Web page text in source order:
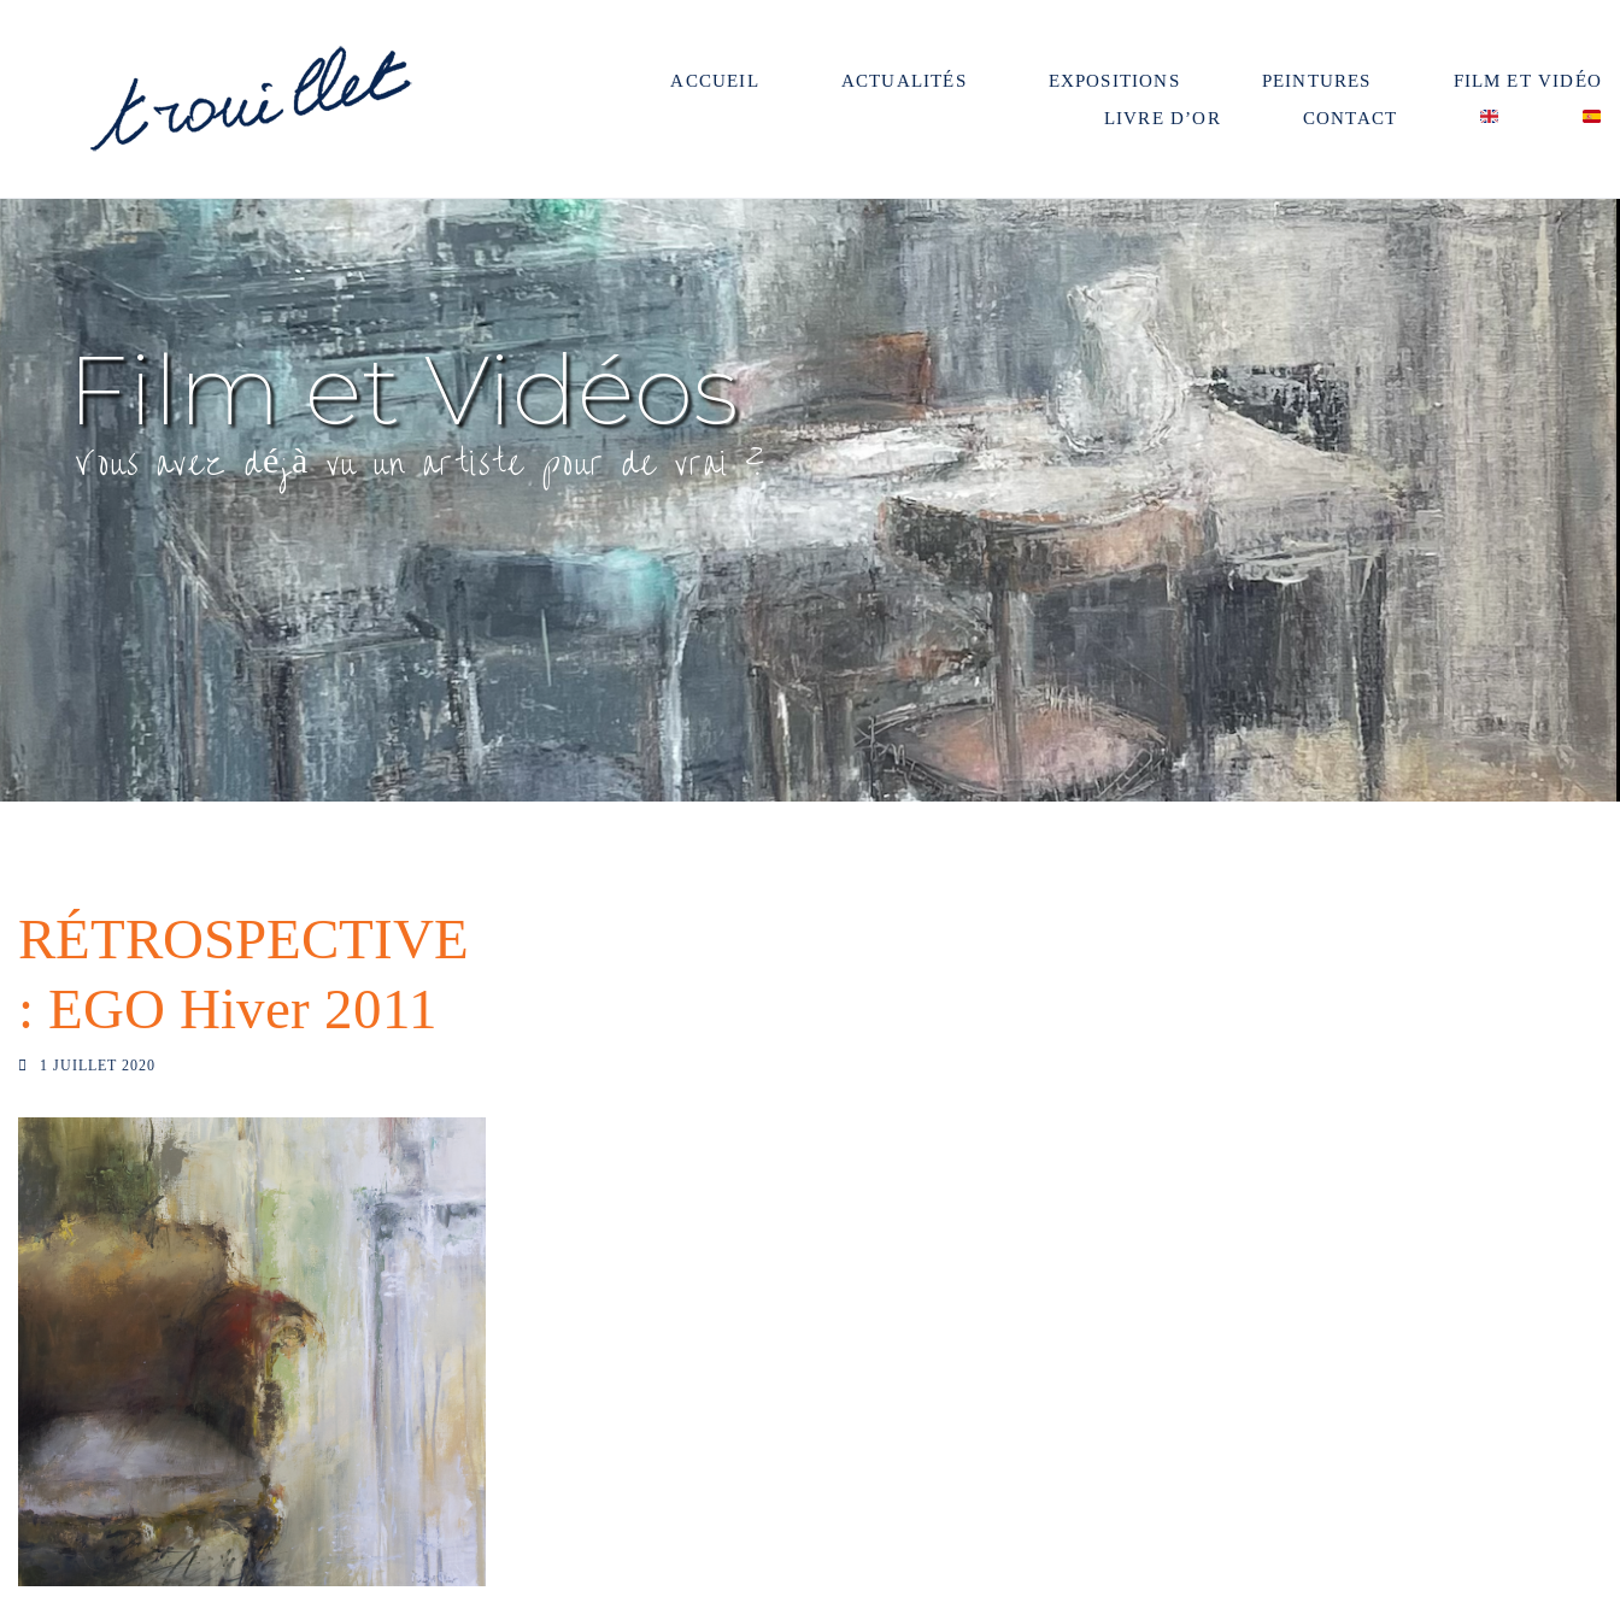
ACCUEIL ACTUALITÉS EXPOSITIONS PEINTURES
FILM ET VIDÉO
LIVRE D’OR
CONTACT
RÉTROSPECTIVE
: EGO Hiver 2011
1 JUILLET 2020